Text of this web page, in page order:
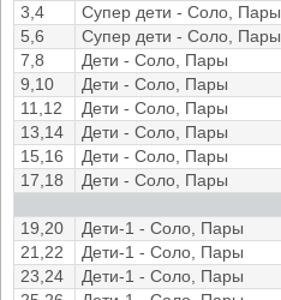
3,4
Супер дети - Соло, Пары
5,6
Супер дети - Соло, Пары
7,8
Дети - Соло, Пары
9,10
Дети - Соло, Пары
11,12
Дети - Соло, Пары
13,14
Дети - Соло, Пары
15,16
Дети - Соло, Пары
17,18
Дети - Соло, Пары
19,20
Дети-1 - Соло, Пары
21,22
Дети-1 - Соло, Пары
23,24
Дети-1 - Соло, Пары